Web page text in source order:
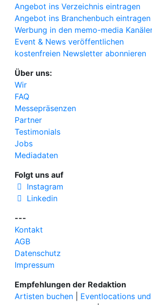
Angebot ins Verzeichnis eintragen
Angebot ins Branchenbuch eintragen
Werbung in den memo-media
Event & News veröffentlichen
kostenfreien Newsletter abonnieren
Über uns:
Wir
FAQ
Messepräsenzen
Partner
Testimonials
Jobs
Mediadaten
Folgt uns auf
Instagram
Linkedin
---
Kontakt
AGB
Datenschutz
Impressum
Empfehlungen der Redaktion
Artisten buchen
Eventlocations und